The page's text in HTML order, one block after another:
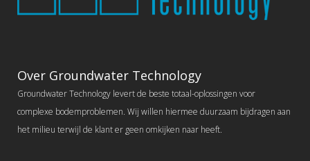
Over Groundwater Technology
Groundwater Technology levert de beste totaal-oplossingen voor
complexe bodemproblemen. Wij willen hiermee duurzaam bijdragen aan
het milieu terwijl de klant er geen omkijken naar heeft.